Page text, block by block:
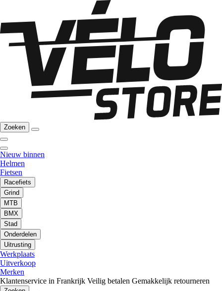
Zoeken
Nieuw binnen
Helmen
Fietsen
Racefiets
Grind
MTB
BMX
Stad
Onderdelen
Uitrusting
Werkplaats
Uitverkoop
Merken
Klantenservice in Frankrijk Veilig betalen Gemakkelijk retourneren